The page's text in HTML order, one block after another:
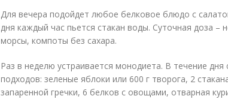
Для вечера подойдет любое белковое блюдо с
дня каждый час пьется стакан воды. Суточная доза –
морсы, компоты без сахара.
Раз в неделю устраивается монодиета. В течение дня
подходов: зеленые яблоки или 600 г творога, 2
запаренной гречки, 6 белков с овощами, отварная